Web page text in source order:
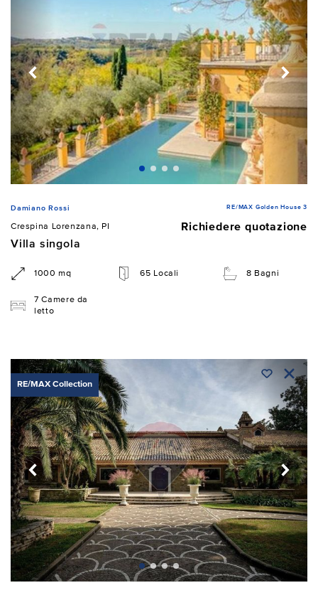
Damiano Rossi RE/MAX Golden House 3
Crespina Lorenzana, PI
Richiedere quotazione
Villa singola
1000 mq 65 Locali 8 Bagni
7 Camere da
letto
RE/MAX Collection